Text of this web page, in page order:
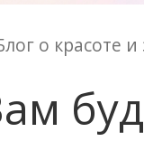
о красоте